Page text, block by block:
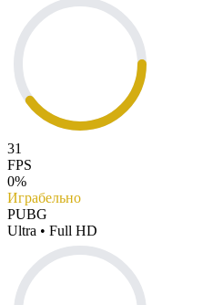
31
FPS
0%
Играбельно
PUBG
Ultra • Full HD